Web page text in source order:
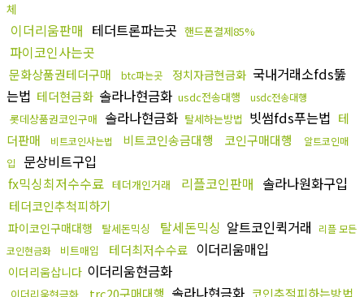
체
이더리움판매 테더트론파는곳 핸드폰결제85%
파이코인사는곳
문화상품권테더구매 btc파는곳 정치자금현금화 국내거래소fds뚫
는법 테더현금화 솔라나현금화 usdc전송대행 usdc전송대행
롯데상품권코인구매 솔라나현금화 탈세하는방법 빗썸fds푸는법 테
더판매
비트코인사는법 비트코인송금대행 코인구매대행
알트코인매
입
문상비트구입
fx믹싱최저수수료 테더개인거래 리플코인판매 솔라나원화구입
테더코인추척피하기
파이코인구매대행 탈세돈믹싱 탈세돈믹싱 알트코인퀵거래
리플 모든
코인현금화
비트매입 테더최저수수료 이더리움매입
이더리움삽니다 이더리움현금화
이더리움현금화 trc20구매대행 솔라나현금화 코인추적피하는방법